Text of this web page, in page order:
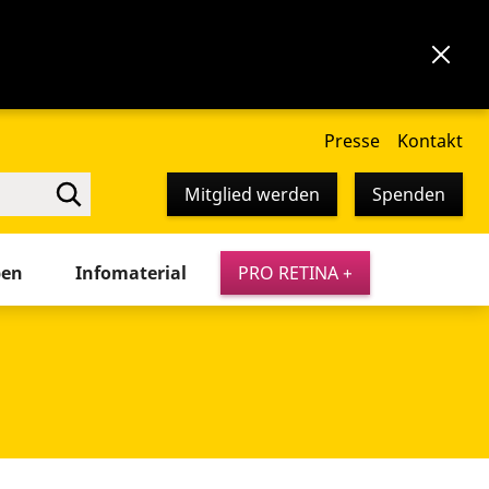
Presse Kontakt
Mitglied werden Spenden
Infomaterial PRO RETINA +